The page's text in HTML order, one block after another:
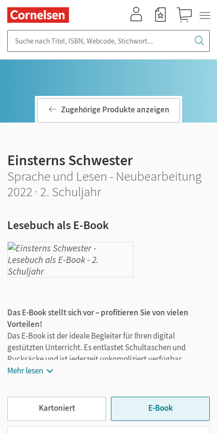
Zugehörige Produkte anzeigen
Einsterns Schwester
Sprache und Lesen - Neubearbeitung
2022 · 2. Schuljahr
Lesebuch als E-Book
Das E-Book stellt sich vor – profitieren Sie von vielen
Vorteilen!
Das E-Book ist der ideale Begleiter für Ihren digital
gestützten Unterricht. Es entlastet Schultaschen und
Rucksäcke und ist jederzeit unkompliziert verfügbar.
Außerdem unterstützt es mit vielen digitalen Funktionen
Notizen erstellen
Text ergänzen
Mehr lesen
Kartoniert E-Book